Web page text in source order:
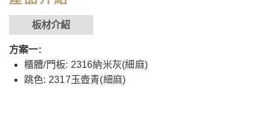
板材介紹
方案一:
櫃體/門板: 2316納米灰(細麻)
跳色: 2317玉壺青(細麻)